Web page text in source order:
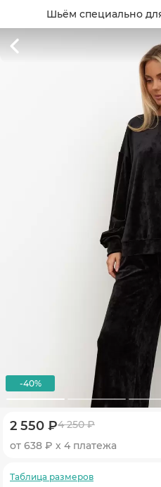
Шьём специально для
-40%
2 550 ₽4 250 ₽
от 638 ₽ х 4 платежа
Таблица размеров